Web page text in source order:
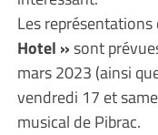
Les
Hotel »sont
mars 2023 (ainsi
vendredi 17 et
musical de Pibrac.